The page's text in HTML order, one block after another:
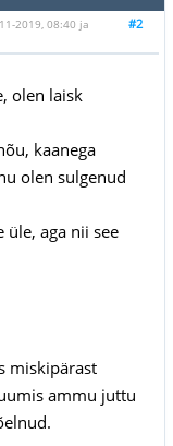
#2
2019, 08:40 ja
olen laisk
kaanega
olen sulgenud
üle, aga nii see
miskipärast
ammu juttu